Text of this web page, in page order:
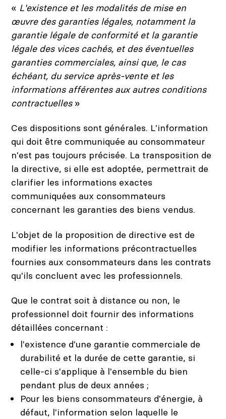
« L'existence et les modalités de mise en
œuvre des garanties légales, notamment la
garantie légale de conformité et la garantie
légale des vices cachés, et des éventuelles
garanties commerciales, ainsi que, le cas
échéant, du service après-vente et les
informations afférentes aux autres conditions
contractuelles»
Ces dispositions sont générales. L'information
qui doit être communiquée au consommateur
n'est pas toujours précisée. La transposition de
la directive, si elle est adoptée, permettrait de
clarifier les informations exactes
communiquées aux consommateurs
concernant les garanties des biens vendus.
L'objet de la proposition de directive est de
modifier les informations précontractuelles
fournies aux consommateurs dans les contrats
qu'ils concluent avec les professionnels.
Que le contrat soit à distance ou non, le
professionnel doit fournir des informations
détaillées concernant :
l'existence d'une garantie commerciale de
durabilité et la durée de cette garantie, si
celle-ci s'applique à l'ensemble du bien
pendant plus de deux années ;
Pour les biens consommateurs d'énergie, à
défaut, l'information selon laquelle le